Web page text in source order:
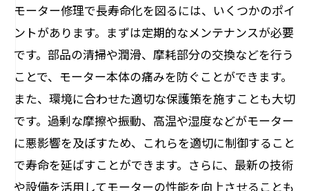
モーター修理で長寿命化を図るには、いくつかのポイ
ントがあります。まずは定期的なメンテナンスが必要
です。部品の清掃や潤滑、摩耗部分の交換などを行う
ことで、モーター本体の痛みを防ぐことができます。
また、環境に合わせた適切な保護策を施すことも大切
です。過剰な摩擦や振動、高温や湿度などがモーター
に悪影響を及ぼすため、これらを適切に制御すること
で寿命を延ばすことができます。さらに、最新の技術
や設備を活用してモーターの性能を向上させることも